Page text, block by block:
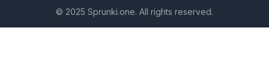
© 2025 Sprunki.one. All rights reserved.